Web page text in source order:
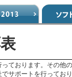
ております。その他
サポートを行ってお